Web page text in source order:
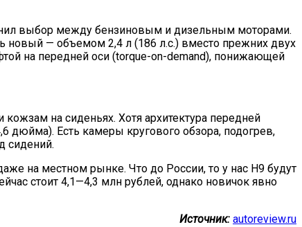
выбор между бензиновым и дизельным моторами.
новый — объемом 2,4 л (186 л.с.) вместо прежних двух
на передней оси (torque-on-demand), понижающей
на сиденьях. Хотя архитектура передней
дюйма). Есть камеры кругового обзора, подогрев,
сидений.
на местном рынке. Что до России, то у нас H9 будут
стоит 4,1—4,3 млн рублей, однако новичок явно
Источник: autoreview.ru